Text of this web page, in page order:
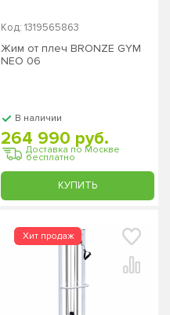
Код: 1319565863
Жим от плеч BRONZE GYM
NEO 06
В наличии
Доставка по Москве
бесплатно
264 990 руб.
КУПИТЬ